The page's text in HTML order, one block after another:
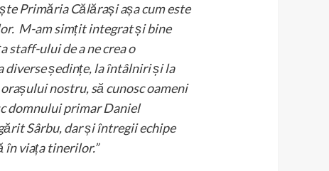
Primăria Călărași așa cum este
M-am simțit integrat și bine
staff-ului de a ne crea o
diverse ședințe, la întâlniri și la
nostru, să cunosc oameni
domnului primar Daniel
Sârbu, dar și întregii echipe
în viața tinerilor.”